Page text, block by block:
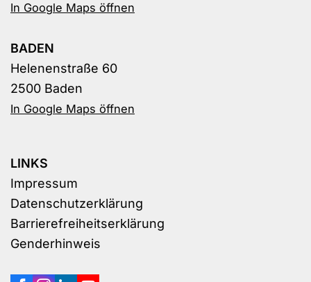
In Google Maps öffnen
BADEN
Helenenstraße 60
2500 Baden
In Google Maps öffnen
LINKS
Impressum
Datenschutzerklärung
Barrierefreiheitserklärung
Genderhinweis